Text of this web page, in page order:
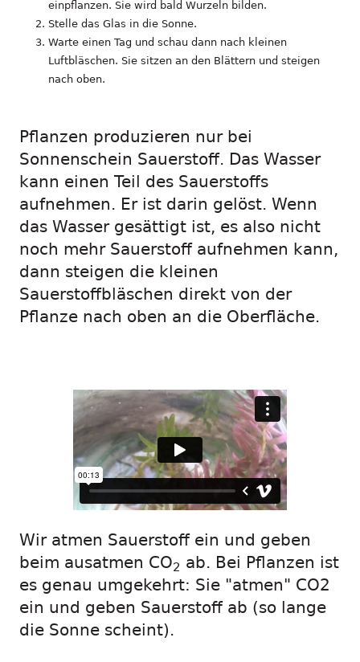
einpflanzen. Sie wird bald Wurzeln bilden.
Stelle das Glas in die Sonne.
Warte einen Tag und schau dann nach kleinen
Luftbläschen. Sie sitzen an den Blättern und steigen
nach oben.
Pflanzen produzieren nur bei
Sonnenschein Sauerstoff. Das Wasser
kann einen Teil des Sauerstoffs
aufnehmen. Er ist darin gelöst. Wenn
das Wasser gesättigt ist, es also nicht
noch mehr Sauerstoff aufnehmen kann,
dann steigen die kleinen
Sauerstoffbläschen direkt von der
Pflanze nach oben an die Oberfläche.
Wir atmen Sauerstoff ein und geben
beim ausatmen CO2 ab. Bei Pflanzen ist
es genau umgekehrt: Sie "atmen" CO2
ein und geben Sauerstoff ab (so lange
die Sonne scheint).